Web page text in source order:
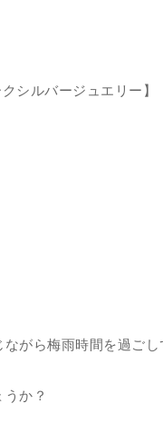
シルバージュエリー】
がら梅雨時間を過ご
か？